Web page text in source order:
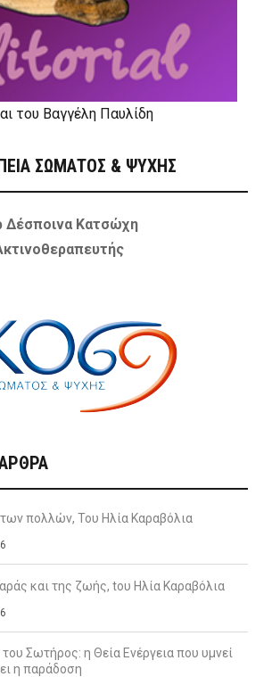
του Βαγγέλη Παυλίδη
ΣΩΜΑΤΟΣ & ΨΥΧΗΣ
Δέσποινα Κατσώχη
πολλών, Του Ηλία Καραβόλια
και της ζωής, tου Ηλία Καραβόλια
Σωτήρος: η Θεία Ενέργεια που υμνεί
η παράδοση